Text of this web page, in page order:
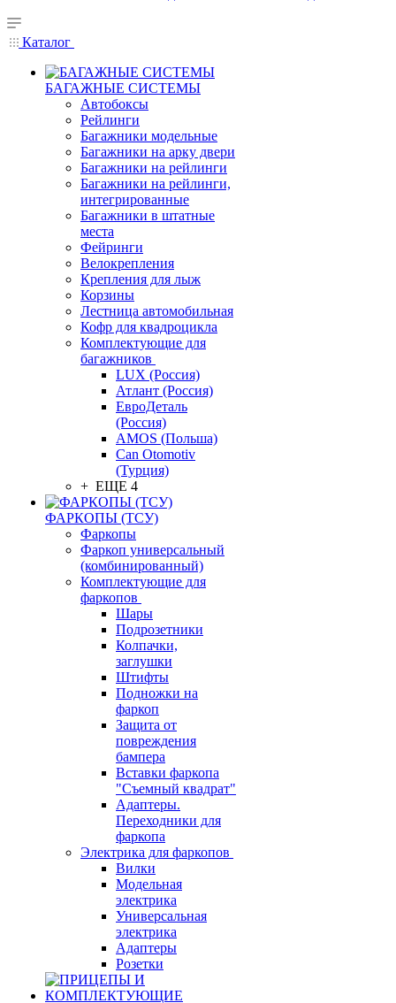
Каталог
БАГАЖНЫЕ СИСТЕМЫ
Автобоксы
Рейлинги
Багажники модельные
Багажники на арку двери
Багажники на рейлинги
Багажники на рейлинги,
интегрированные
Багажники в штатные
места
Фейринги
Велокрепления
Крепления для лыж
Корзины
Лестница автомобильная
Кофр для квадроцикла
Комплектующие для
багажников
LUX (Россия)
Атлант (Россия)
ЕвроДеталь
(Россия)
AMOS (Польша)
Can Otomotiv
(Турция)
+ ЕЩЕ 4
ФАРКОПЫ (ТСУ)
Фаркопы
Фаркоп универсальный
(комбинированный)
Комплектующие для
фаркопов
Шары
Подрозетники
Колпачки,
заглушки
Штифты
Подножки на
фаркоп
Защита от
повреждения
бампера
Вставки фаркопа
"Съемный квадрат"
Адаптеры.
Переходники для
фаркопа
Электрика для фаркопов
Вилки
Модельная
электрика
Универсальная
электрика
Адаптеры
Розетки